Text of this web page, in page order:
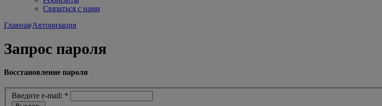
Связаться с нами
Главная/Авторизация
Запрос пароля
Восстановление пароля
Введите e-mail: *